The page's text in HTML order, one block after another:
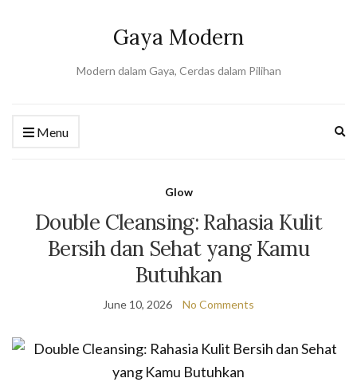
Gaya Modern
Modern dalam Gaya, Cerdas dalam Pilihan
Menu
Glow
Double Cleansing: Rahasia Kulit
Bersih dan Sehat yang Kamu
Butuhkan
June 10, 2026 No Comments